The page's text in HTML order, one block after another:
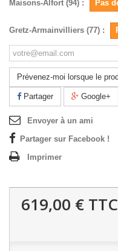
Maisons-Alfort (94) : Pas
Gretz-Armainvilliers (77) :
Prévenez-moi lorsque le
Partager Google+
Envoyer à un ami
Partager sur Facebook !
Imprimer
619,00 € TTC